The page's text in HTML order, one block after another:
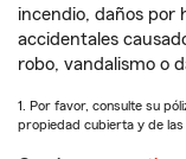
incendio, daños por
accidentales
robo, vandalismo o
1. Por favor, consulte su
propiedad cubierta y de